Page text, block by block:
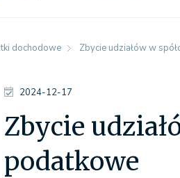
dochodowe Zbycie udziałów w
2024-12-17
Zbycie
podatkowe